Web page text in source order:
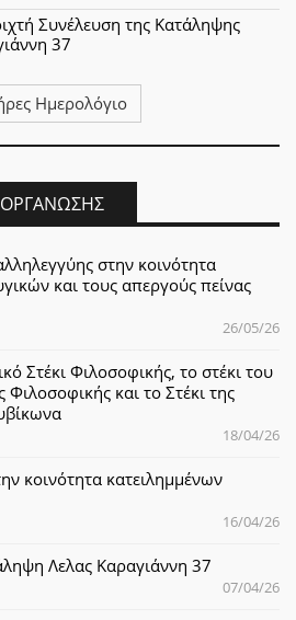
Συνέλευση της Κατάληψης
37
Ημερολόγιο
στην κοινότητα
και τους απεργούς πείνας
26/05/26
Στέκι Φιλοσοφικής, το στέκι του
και το Στέκι της
18/04/26
κοινότητα κατειλημμένων
16/04/26
Λελας Καραγιάννη 37
07/04/26